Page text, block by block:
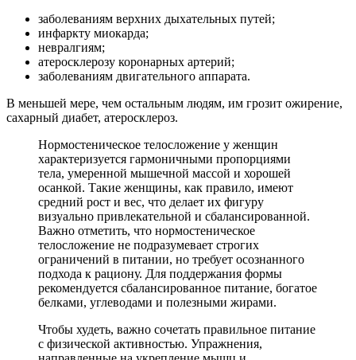
заболеваниям верхних дыхательных путей;
инфаркту миокарда;
невралгиям;
атеросклерозу коронарных артерий;
заболеваниям двигательного аппарата.
В меньшей мере, чем остальным людям, им грозит ожирение,
сахарный диабет, атеросклероз.
Нормостеническое телосложение у женщин
характеризуется гармоничными пропорциями
тела, умеренной мышечной массой и хорошей
осанкой. Такие женщины, как правило, имеют
средний рост и вес, что делает их фигуру
визуально привлекательной и сбалансированной.
Важно отметить, что нормостеническое
телосложение не подразумевает строгих
ограничений в питании, но требует осознанного
подхода к рациону. Для поддержания формы
рекомендуется сбалансированное питание, богатое
белками, углеводами и полезными жирами.
Чтобы худеть, важно сочетать правильное питание
с физической активностью. Упражнения,